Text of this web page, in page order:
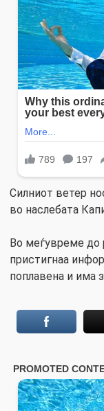
Силниот ветер
во наслебата
Во меѓувреме до
пристигнаа
поплавена и има